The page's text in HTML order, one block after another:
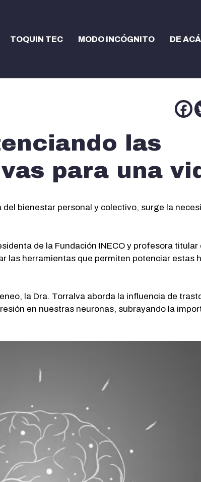
TOQUIN TEC MODO INCÓGNITO DE
las
para una
bienestar personal y colectivo, surge la
de la Fundación INECO y profesora
las herramientas que permiten potenciar estas
la Dra. Torralva aborda la influencia de
en nuestras neuronas, subrayando la